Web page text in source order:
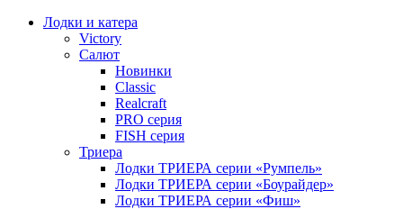
Лодки и катера
Victory
Салют
Новинки
Classic
Realcraft
PRO серия
FISH серия
Триера
Лодки ТРИЕРА серии «Румпель»
Лодки ТРИЕРА серии «Боурайдер»
Лодки ТРИЕРА серии «Фиш»